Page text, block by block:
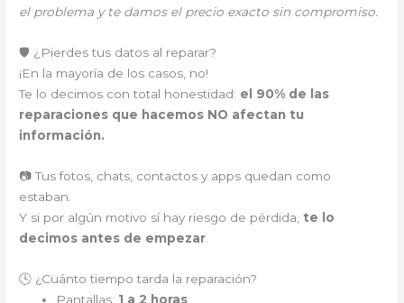
el problema y te damos el precio exacto sin compromiso.
🛡️ ¿Pierdes tus datos al reparar?
¡En la mayoría de los casos, no!
Te lo decimos con total honestidad: el 90% de las
reparaciones que hacemos NO afectan tu
información.
📷 Tus fotos, chats, contactos y apps quedan como
estaban.
Y si por algún motivo sí hay riesgo de pérdida, te lo
decimos antes de empezar
🕓 ¿Cuánto tiempo tarda la reparación?
Pantallas: 1 a 2 horas